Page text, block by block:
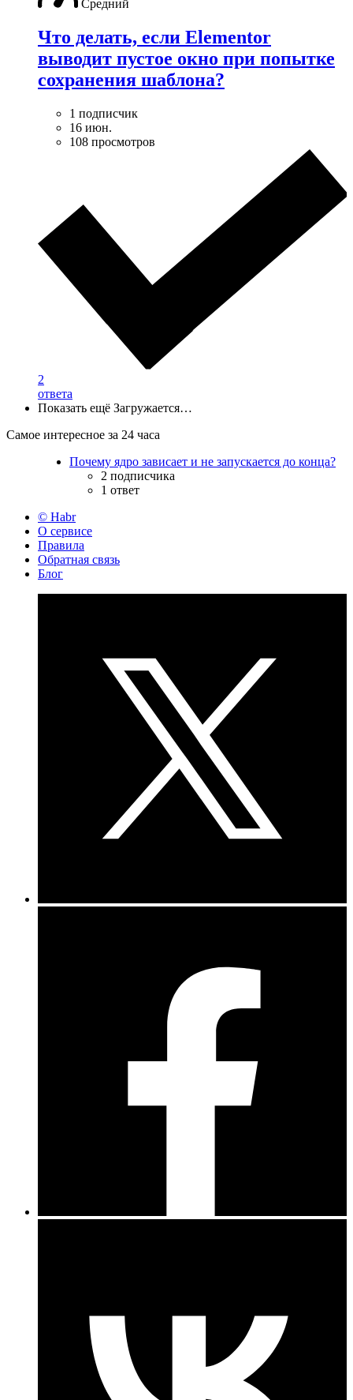
Средний
Что делать, если Elementor
выводит пустое окно при попытке
сохранения шаблона?
1 подписчик
16 июн.
108 просмотров
2
ответа
Показать ещё Загружается…
Самое интересное за 24 часа
Почему ядро зависает и не запускается до конца?
2 подписчика
1 ответ
© Habr
О сервисе
Правила
Обратная связь
Блог